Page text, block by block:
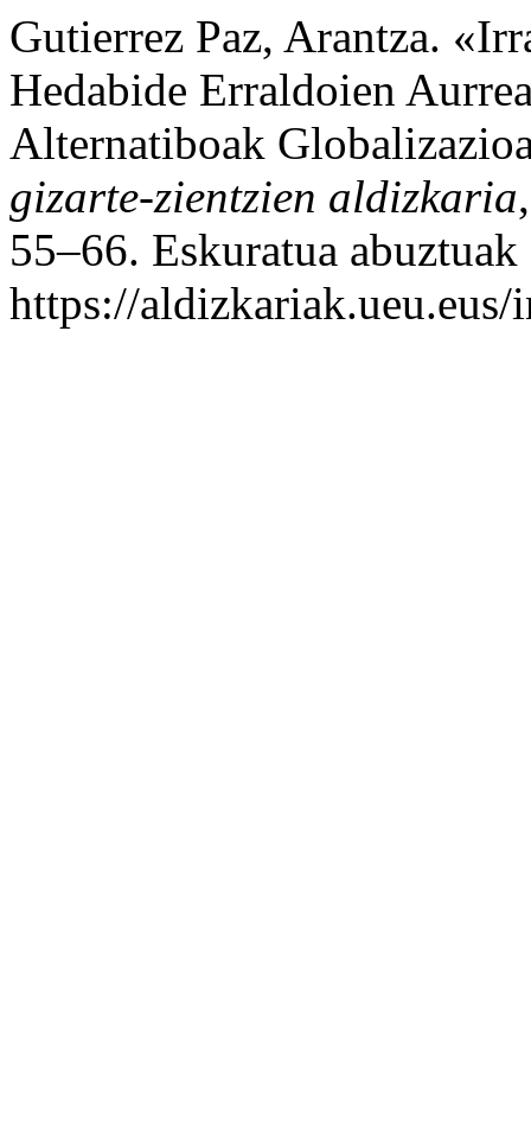
Gutierrez Paz, Arantza.
Hedabide Erraldoien
Alternatiboak
gizarte-zientzien aldizkaria
55–66. Eskuratua
https://